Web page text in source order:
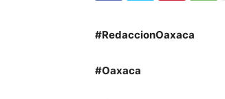
#RedaccionOaxaca
#Oaxaca